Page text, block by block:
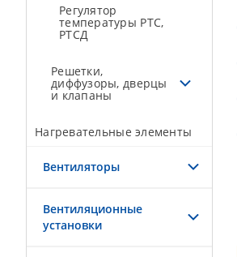
Регулятор
температуры РТС,
РТСД
Решетки,
диффузоры, дверцы
и клапаны
Нагревательные элементы
Вентиляторы
Вентиляционные
установки